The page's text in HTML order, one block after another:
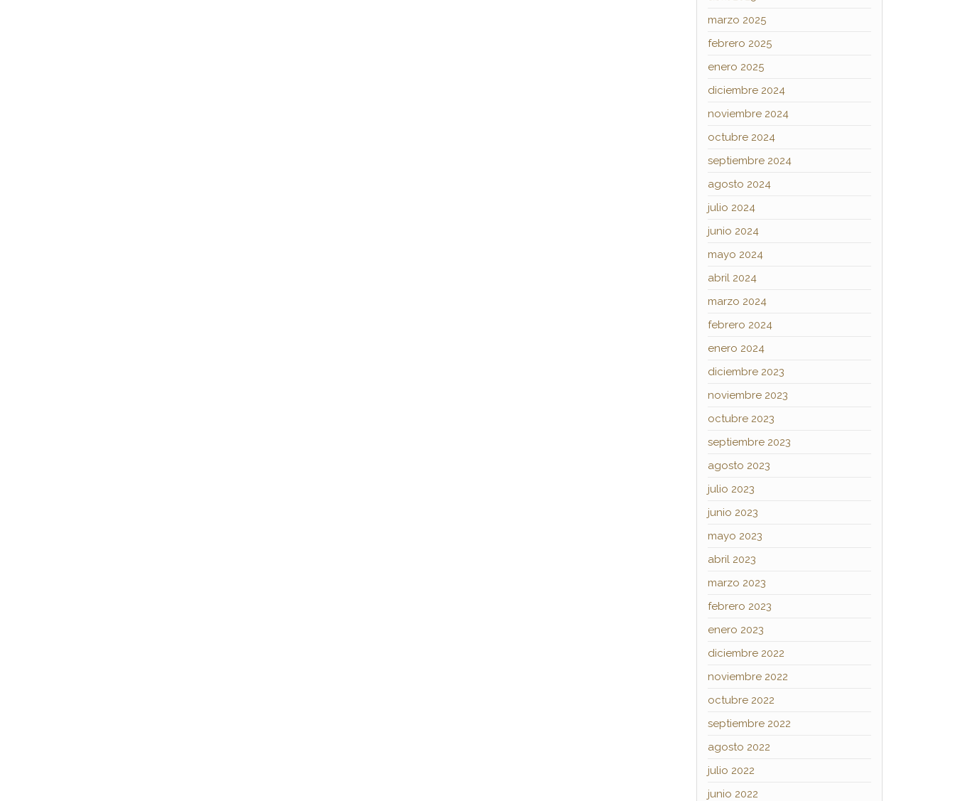
marzo 2025
febrero 2025
enero 2025
diciembre 2024
noviembre 2024
octubre 2024
septiembre 2024
agosto 2024
julio 2024
junio 2024
mayo 2024
abril 2024
marzo 2024
febrero 2024
enero 2024
diciembre 2023
noviembre 2023
octubre 2023
septiembre 2023
agosto 2023
julio 2023
junio 2023
mayo 2023
abril 2023
marzo 2023
febrero 2023
enero 2023
diciembre 2022
noviembre 2022
octubre 2022
septiembre 2022
agosto 2022
julio 2022
junio 2022